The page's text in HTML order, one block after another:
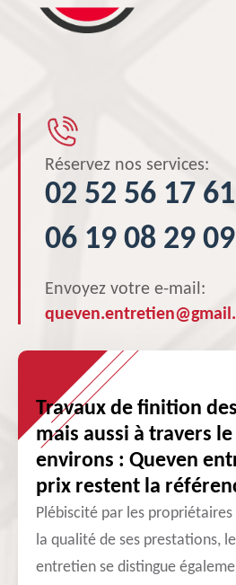
Réservez nos services:
02 52 56 17 61
06 19 08 29 09
Envoyez votre e-mail:
Travaux de finition
mais aussi à travers le
environs : Queven
prix restent la
Plébiscité par les propriétaires
la qualité de ses prestations,
entretien se distingue